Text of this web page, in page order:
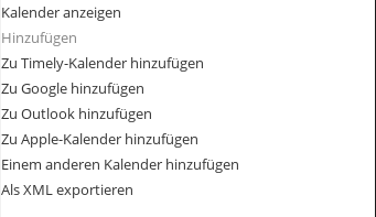
Kalender anzeigen
Hinzufügen
Zu Timely-Kalender hinzufügen
Zu Google hinzufügen
Zu Outlook hinzufügen
Zu Apple-Kalender hinzufügen
Einem anderen Kalender hinzufügen
Als XML exportieren